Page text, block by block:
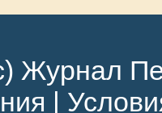
Журнал
|